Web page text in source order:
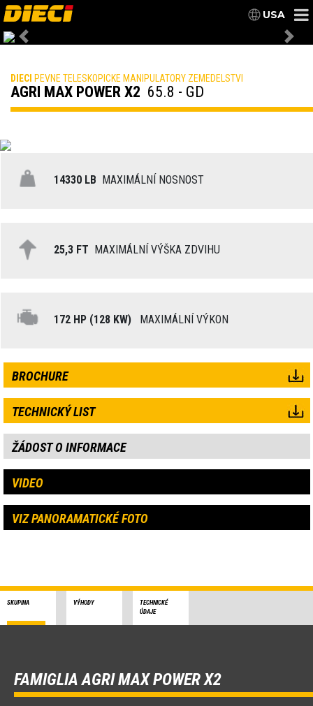
USA
Previous
DIECI PEVNE TELESKOPICKE MANIPULATORY ZEMEDELSTVI
AGRI MAX POWER X2 65.8 - GD
14330 LB MAXIMÁLNÍ NOSNOST
25,3 FT MAXIMÁLNÍ VÝŠKA ZDVIHU
172 HP (128 KW) MAXIMÁLNÍ VÝKON
BROCHURE
TECHNICKÝ LIST
ŽÁDOST O INFORMACE
VIDEO
VIZ PANORAMATICKÉ FOTO
SKUPINA VÝHODY
TECHNICKÉ
ÚDAJE
FAMIGLIA AGRI MAX POWER X2